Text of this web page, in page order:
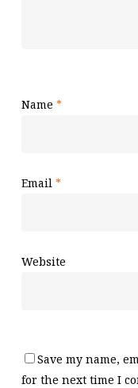
Name *
Email *
Website
Save my name,
for the next time I